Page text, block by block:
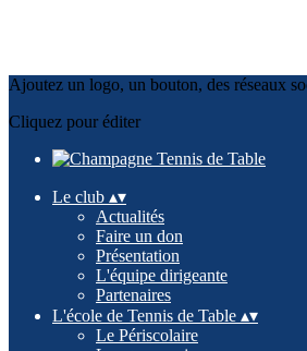
Ajoutez un logo, un bouton, des réseaux
Cliquez pour éditer
Le club ▴▾
Actualités
Faire un don
Présentation
L'équipe dirigeante
Partenaires
L'école de Tennis de Table ▴▾
Le Périscolaire